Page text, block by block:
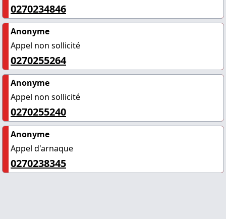
0270234846
Anonyme
Appel non sollicité
0270255264
Anonyme
Appel non sollicité
0270255240
Anonyme
Appel d'arnaque
0270238345